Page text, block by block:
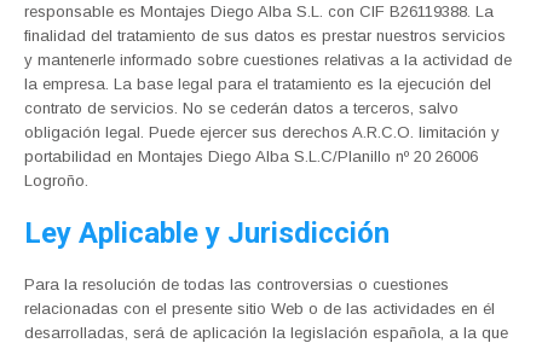
responsable es Montajes Diego Alba S.L. con CIF B26119388. La
finalidad del tratamiento de sus datos es prestar nuestros servicios
y mantenerle informado sobre cuestiones relativas a la actividad de
la empresa. La base legal para el tratamiento es la ejecución del
contrato de servicios. No se cederán datos a terceros, salvo
obligación legal. Puede ejercer sus derechos A.R.C.O. limitación y
portabilidad en Montajes Diego Alba S.L.C/Planillo nº 20 26006
Logroño.
Ley Aplicable y Jurisdicción
Para la resolución de todas las controversias o cuestiones
relacionadas con el presente sitio Web o de las actividades en él
desarrolladas, será de aplicación la legislación española, a la que